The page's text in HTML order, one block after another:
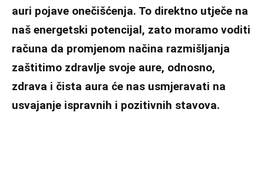
auri pojave onečišćenja. To direktno utječe na
naš energetski potencijal, zato moramo voditi
računa da promjenom načina razmišljanja
zaštitimo zdravlje svoje aure, odnosno,
zdrava i čista aura će nas usmjeravati na
usvajanje ispravnih i pozitivnih stavova.